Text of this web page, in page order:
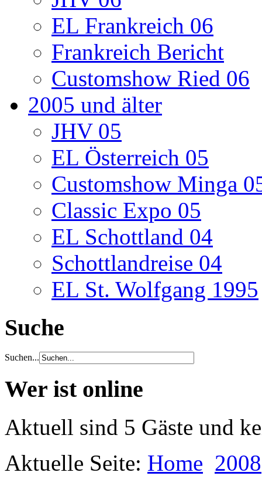
EL Frankreich 06
Frankreich Bericht
Customshow Ried 06
2005 und älter
JHV 05
EL Österreich 05
Customshow Minga
Classic Expo 05
EL Schottland 04
Schottlandreise 04
EL St. Wolfgang 1995
Suche
Suchen...
Wer ist online
Aktuell sind 5 Gäste und
Aktuelle Seite: Home 2008